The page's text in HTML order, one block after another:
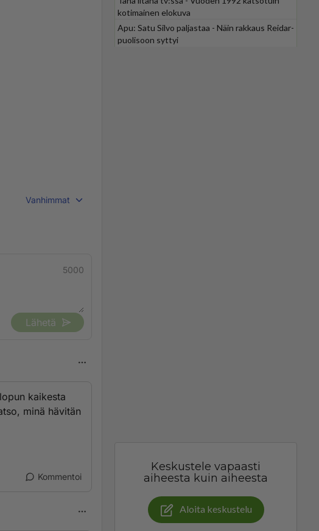
Vanhimmat
5000
Lähetä
kaikesta
minä hävitän
Kommentoi
kotimainen elokuva
Apu: Satu Silvo paljastaa - Näin rakkaus Reidar-
puolisoon syttyi
Keskustele vapaasti
aiheesta kuin aiheesta
Aloita keskustelu